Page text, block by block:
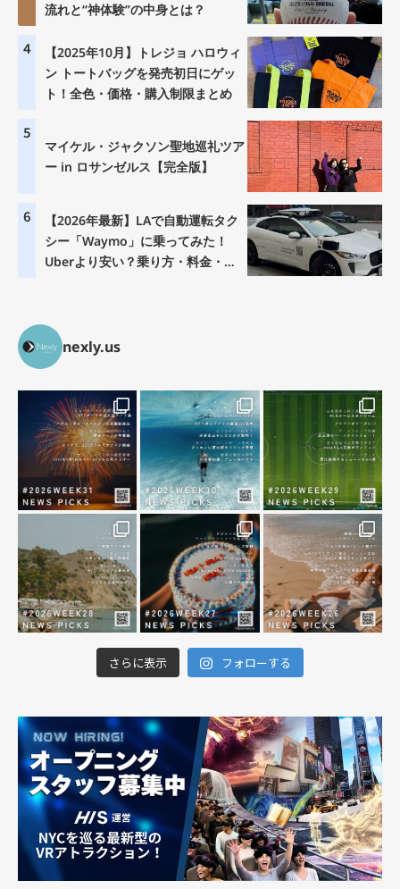
流れと“神体験”の中身とは？
4
【2025年10月】トレジョ ハロウィ
ン トートバッグを発売初日にゲッ
ト！全色・価格・購入制限まとめ
5
マイケル・ジャクソン聖地巡礼ツア
ー in ロサンゼルス【完全版】
6
【2026年最新】LAで自動運転タク
シー「Waymo」に乗ってみた！
Uberより安い？乗り方・料金・注
nexly.us
さらに表示 フォローする